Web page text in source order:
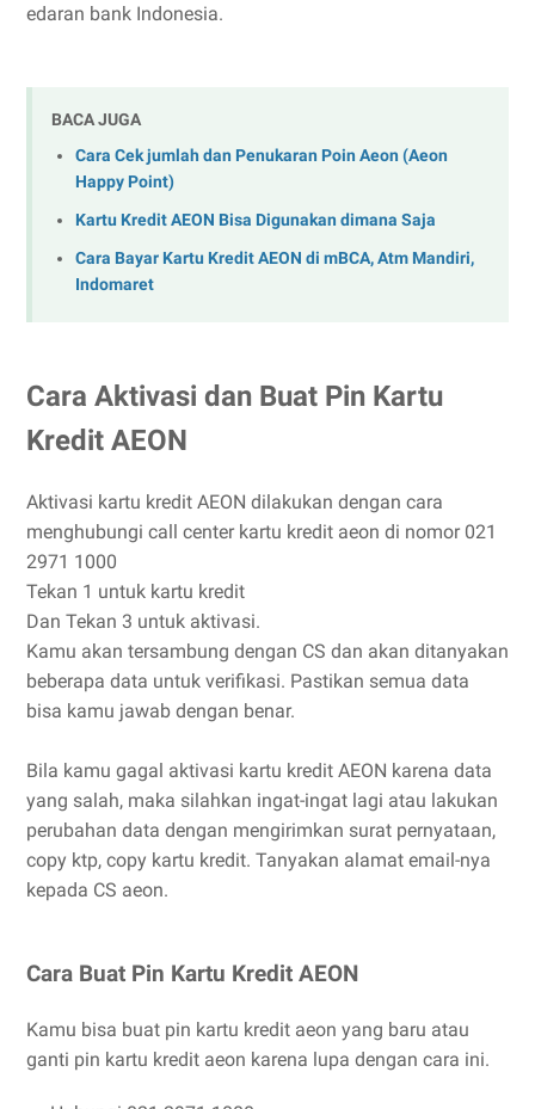
edaran bank Indonesia.
BACA JUGA
Cara Cek jumlah dan Penukaran Poin Aeon (Aeon
Happy Point)
Kartu Kredit AEON Bisa Digunakan dimana Saja
Cara Bayar Kartu Kredit AEON di mBCA, Atm Mandiri,
Indomaret
Cara Aktivasi dan Buat Pin Kartu
Kredit AEON
Aktivasi kartu kredit AEON dilakukan dengan cara
menghubungi call center kartu kredit aeon di nomor 021
2971 1000
Tekan 1 untuk kartu kredit
Dan Tekan 3 untuk aktivasi.
Kamu akan tersambung dengan CS dan akan ditanyakan
beberapa data untuk verifikasi. Pastikan semua data
bisa kamu jawab dengan benar.
Bila kamu gagal aktivasi kartu kredit AEON karena data
yang salah, maka silahkan ingat-ingat lagi atau lakukan
perubahan data dengan mengirimkan surat pernyataan,
copy ktp, copy kartu kredit. Tanyakan alamat email-nya
kepada CS aeon.
Cara Buat Pin Kartu Kredit AEON
Kamu bisa buat pin kartu kredit aeon yang baru atau
ganti pin kartu kredit aeon karena lupa dengan cara ini.